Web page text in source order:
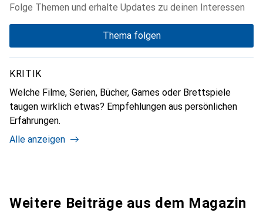
Folge Themen und erhalte Updates zu deinen Interessen
Thema folgen
KRITIK
Welche Filme, Serien, Bücher, Games oder Brettspiele
taugen wirklich etwas? Empfehlungen aus persönlichen
Erfahrungen.
Alle anzeigen
Weitere Beiträge aus dem Magazin